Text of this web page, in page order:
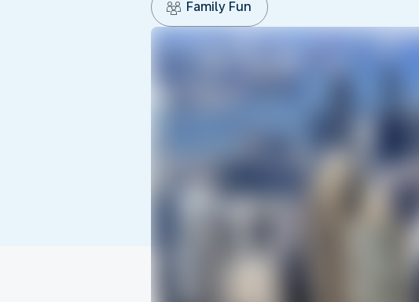
Family Fun